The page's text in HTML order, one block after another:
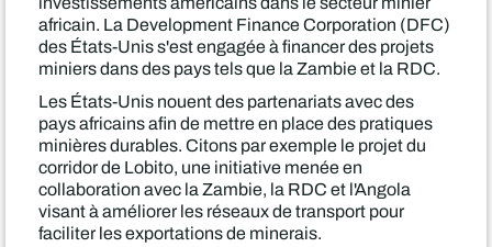
africain. La Development Finance Corporation (DFC)
des États-Unis s'est engagée à financer des projets
miniers dans des pays tels que la Zambie et la RDC.
Les États-Unis nouent des partenariats avec des
pays africains afin de mettre en place des pratiques
minières durables. Citons par exemple le projet du
corridor de Lobito, une initiative menée en
collaboration avec la Zambie, la RDC et l'Angola
visant à améliorer les réseaux de transport pour
faciliter les exportations de minerais.